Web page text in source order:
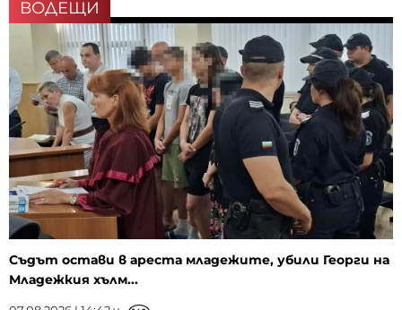
ВОДЕЩИ
Съдът остави в ареста младежите, убили Георги на
Младежкия хълм...